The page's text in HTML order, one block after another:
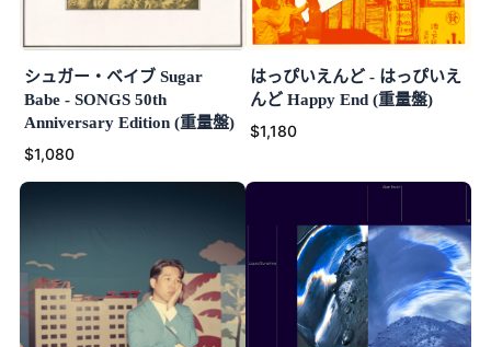
シュガー・ベイブ Sugar
Babe - SONGS 50th
Anniversary Edition (重量盤)
$1,080
はっぴいえんど - はっぴいえ
んど Happy End (重量盤)
$1,180